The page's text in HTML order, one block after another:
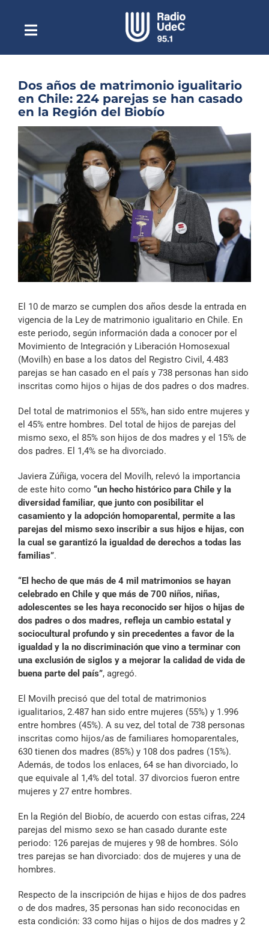
contenidoToggle
NavigationEscuchar Radio UdeC en vivo
Quiénes Somos
Programación
Podcast
Noticias
Reportajes
Columnas
Música Clásica
Especiales
Archivo Sonoro
Dos años de matrimonio igualitario
en Chile: 224 parejas se han casado
en la Región del Biobío
Ver
imagen
más
grande
El 10 de marzo se cumplen dos años desde la entrada en
vigencia de la Ley de matrimonio igualitario en Chile. En
este periodo, según información dada a conocer por el
Movimiento de Integración y Liberación Homosexual
(Movilh) en base a los datos del Registro Civil, 4.483
parejas se han casado en el país y 738 personas han sido
inscritas como hijos o hijas de dos padres o dos madres.
Del total de matrimonios el 55%, han sido entre mujeres y
el 45% entre hombres. Del total de hijos de parejas del
mismo sexo, el 85% son hijos de dos madres y el 15% de
dos padres. El 1,4% se ha divorciado.
Javiera Zúñiga, vocera del Movilh, relevó la importancia
de este hito como “un hecho histórico para Chile y la
diversidad familiar, que junto con posibilitar el
casamiento y la adopción homoparental, permite a las
parejas del mismo sexo inscribir a sus hijos e hijas, con
la cual se garantizó la igualdad de derechos a todas las
familias”.
“El hecho de que más de 4 mil matrimonios se hayan
celebrado en Chile y que más de 700 niños, niñas,
adolescentes se les haya reconocido ser hijos o hijas de
dos padres o dos madres, refleja un cambio estatal y
sociocultural profundo y sin precedentes a favor de la
igualdad y la no discriminación que vino a terminar con
una exclusión de siglos y a mejorar la calidad de vida de
buena parte del país”, agregó.
El Movilh precisó que del total de matrimonios
igualitarios, 2.487 han sido entre mujeres (55%) y 1.996
entre hombres (45%). A su vez, del total de 738 personas
inscritas como hijos/as de familiares homoparentales,
630 tienen dos madres (85%) y 108 dos padres (15%).
Además, de todos los enlaces, 64 se han divorciado, lo
que equivale al 1,4% del total. 37 divorcios fueron entre
mujeres y 27 entre hombres.
En la Región del Biobío, de acuerdo con estas cifras, 224
parejas del mismo sexo se han casado durante este
periodo: 126 parejas de mujeres y 98 de hombres. Sólo
tres parejas se han divorciado: dos de mujeres y una de
hombres.
Respecto de la inscripción de hijas e hijos de dos padres
o de dos madres, 35 personas han sido reconocidas en
esta condición: 33 como hijas o hijos de dos madres y 2